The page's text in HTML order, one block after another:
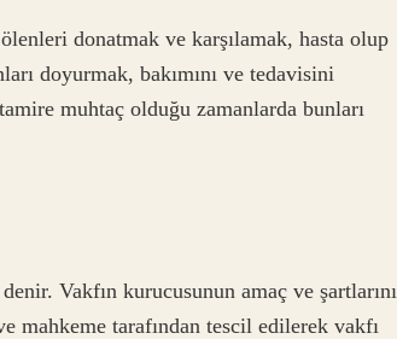
donatmak ve karşılamak, hasta olup
doyurmak, bakımını ve tedavisini
muhtaç olduğu zamanlarda bunları
Vakfın kurucusunun amaç ve şartlarını
mahkeme tarafından tescil edilerek vakfı